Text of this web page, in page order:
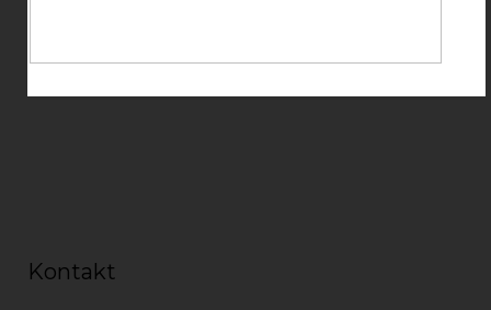
Kontakt